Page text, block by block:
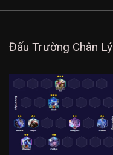
Đấu Trường Chân Lý